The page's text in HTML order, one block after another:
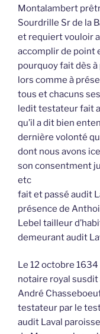
Montalambert
Sourdrille Sr de la
et requiert vouloir
accomplir de point
pourquoy fait dès
lors comme à
tous et chacuns
ledit testateur fait
qu’il a dit bien
dernière volonté
dont nous avons
son consentment
etc
fait et passé audit
présence de
Lebel tailleur
demeurant audit
Le 12 octobre
notaire royal
André
testateur par le
audit Laval